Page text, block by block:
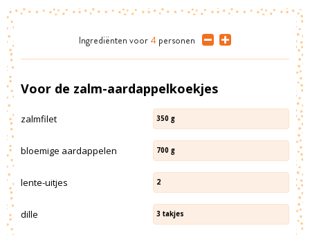
Ingrediënten voor 4 personen
Voor de zalm-aardappelkoekjes
zalmfilet 350 g
bloemige aardappelen 700 g
lente-uitjes 2
dille 3 takjes